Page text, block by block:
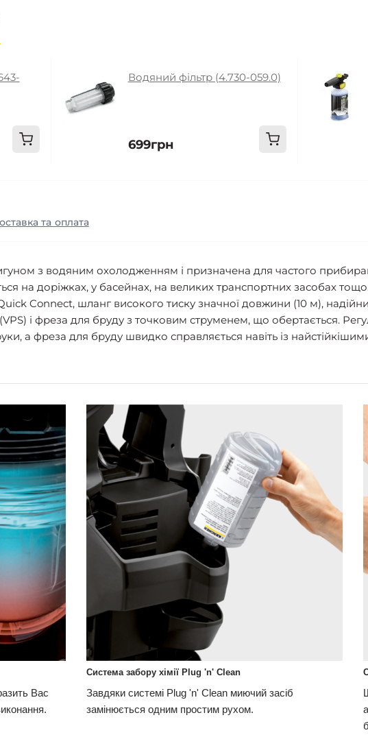
Водяний фільтр (4.730-059.0)
699грн
та оплата
з водяним охолодженням і призначена для частого
на доріжках, у басейнах, на великих транспортних засобах
Connect, шланг високого тиску значної довжини (10 м),
і фреза для бруду з точковим струменем, що обертається.
а фреза для бруду швидко справляється навіть із
Вас
Система забору хімії Plug 'n' Clean
Завдяки системі Plug 'n' Clean миючий засіб
замінюється одним простим рухом.